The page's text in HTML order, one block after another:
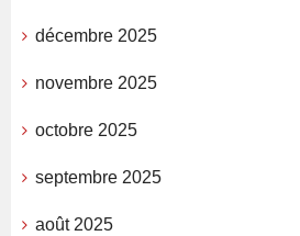
décembre 2025
novembre 2025
octobre 2025
septembre 2025
août 2025